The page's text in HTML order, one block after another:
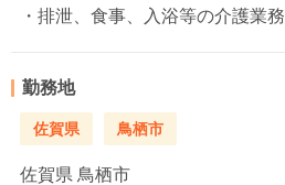
・排泄、食事、入浴等の介護業務
勤務地
佐賀県 鳥栖市
佐賀県 鳥栖市